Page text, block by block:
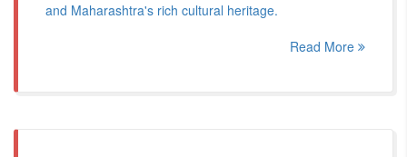
and Maharashtra's rich cultural heritage.
Read More